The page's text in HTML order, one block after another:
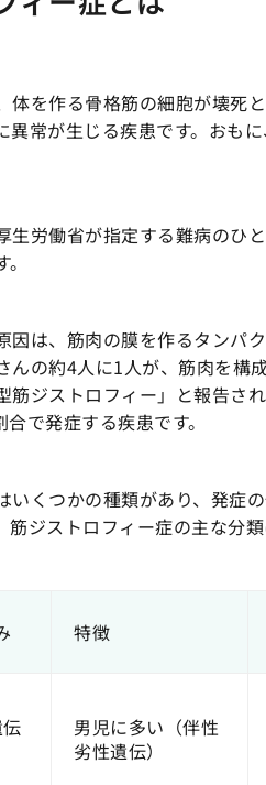
体を作る骨格筋の細胞が壊死
異常が生じる疾患です。おも
生労働省が指定する難病のひ
因は、筋肉の膜を作るタンパ
んの約4人に1人が、筋肉を構
筋ジストロフィー」と報告さ
で発症する疾患です。
いくつかの種類があり、発症
ジストロフィー症の主な分類
特徴
男児に多い（伴性
劣性遺伝）